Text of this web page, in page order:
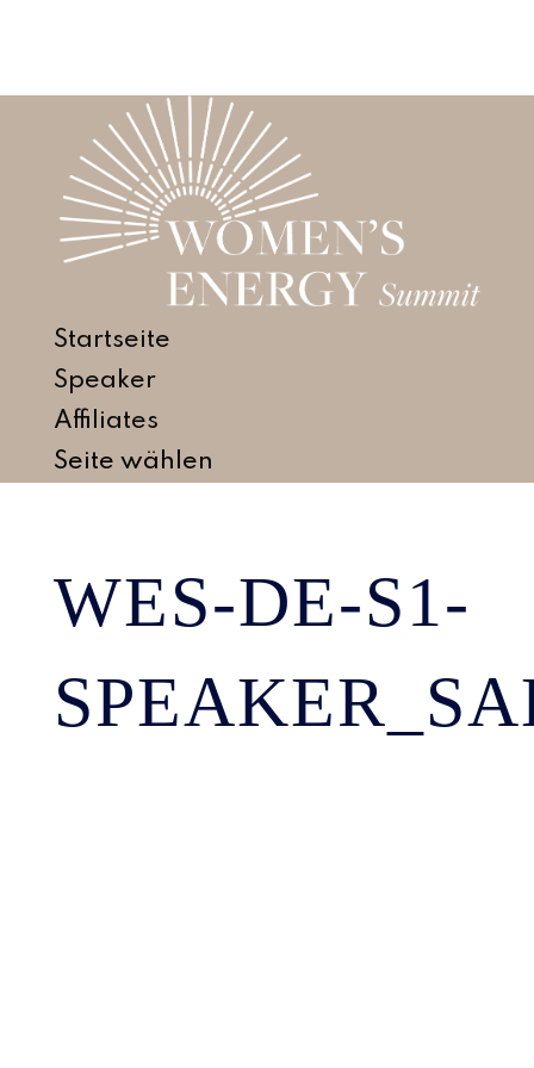
Startseite
Speaker
Affiliates
Seite wählen
WES-DE-S1-